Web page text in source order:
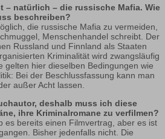
– natürlich – die russische Mafia. Wie
beschreiben?
die russische Mafia zu vermeiden,
Menschenhandel schreibt. Der
Russland und Finnland als Staaten
Kriminalität wird zwangsläufig
gelten hier dieselben Bedingungen wie
Bei der Beschlussfassung kann man
außer Acht lassen.
deshalb muss ich diese
ihre Kriminalromane zu verfilmen?
es bereits einen Filmvertrag, aber es ist
Bisher jedenfalls nicht. Die